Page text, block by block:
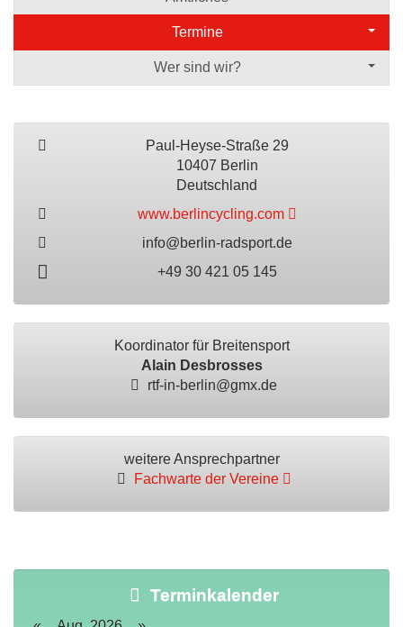
Termine
Wer sind wir?
Paul-Heyse-Straße 29
10407 Berlin
Deutschland
www.berlincycling.com
info@berlin-radsport.de
+49 30 421 05 145
Koordinator für Breitensport
Alain Desbrosses
rtf-in-berlin@gmx.de
weitere Ansprechpartner
Fachwarte der Vereine
Terminkalender